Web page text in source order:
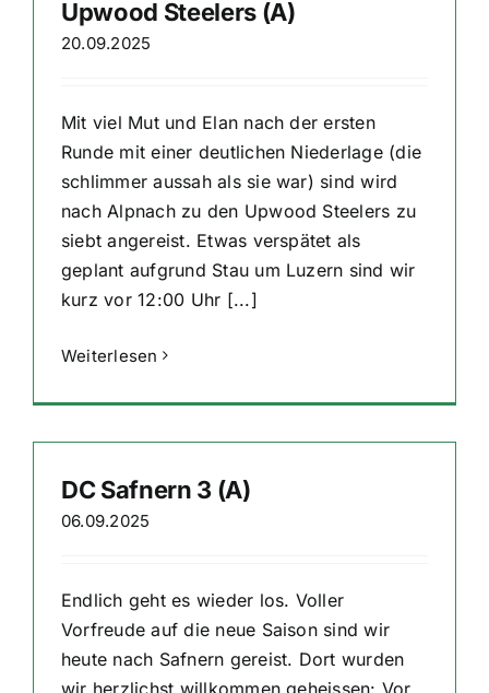
Upwood Steelers (A)
20.09.2025
Mit viel Mut und Elan nach der ersten
Runde mit einer deutlichen Niederlage (die
schlimmer aussah als sie war) sind wird
nach Alpnach zu den Upwood Steelers zu
siebt angereist. Etwas verspätet als
geplant aufgrund Stau um Luzern sind wir
kurz vor 12:00 Uhr [...]
Weiterlesen
DC Safnern 3 (A)
06.09.2025
Endlich geht es wieder los. Voller
Vorfreude auf die neue Saison sind wir
heute nach Safnern gereist. Dort wurden
wir herzlichst willkommen geheissen: Vor